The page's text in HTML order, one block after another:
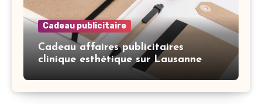
Cadeau publicitaire
Cadeau affaires publicitaires
clinique esthétique sur Lausanne